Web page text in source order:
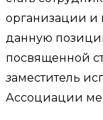
организации и
данную
посвященной
заместитель
Ассоциации